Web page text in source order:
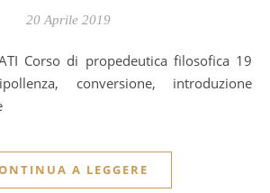
20 Aprile 2019
conversione, introduzione
A LEGGERE